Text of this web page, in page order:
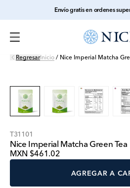
Envío gratis en ordenes
RegresarInicio / Nice Imperial Matcha
T31101
Nice Imperial Matcha Green Tea
MXN $461.02
AGREGAR A